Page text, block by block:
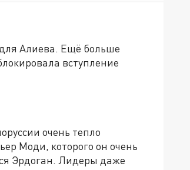
Алиева. Ещё больше
вступление
очень тепло
Моди, которого он очень
Эрдоган. Лидеры даже